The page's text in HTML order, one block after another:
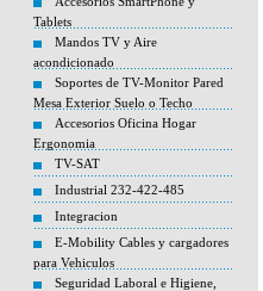
Tablets
Mandos TV y Aire
acondicionado
Soportes de TV-Monitor Pared
Mesa Exterior Suelo o Techo
Accesorios Oficina Hogar
Ergonomia
TV-SAT
Industrial 232-422-485
Integracion
E-Mobility Cables y cargadores
para Vehiculos
Seguridad Laboral e Higiene,